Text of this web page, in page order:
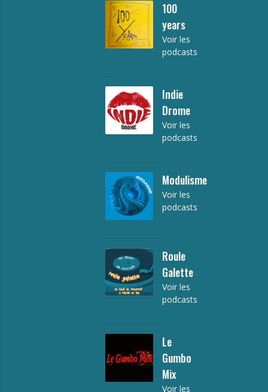
100
years
Voir les
podcasts
Indie
Drome
Voir les
podcasts
Modulisme
Voir les
podcasts
Roule
Galette
Voir les
podcasts
Le
Gumbo
Mix
Voir les